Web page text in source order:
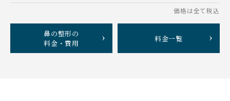
鼻の整形の
料金・費用
料金一覧